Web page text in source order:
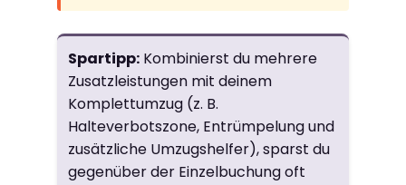
Spartipp: Kombinierst du mehrere
Zusatzleistungen mit deinem
Komplettumzug (z. B.
Halteverbotszone, Entrümpelung und
zusätzliche Umzugshelfer), sparst du
gegenüber der Einzelbuchung oft